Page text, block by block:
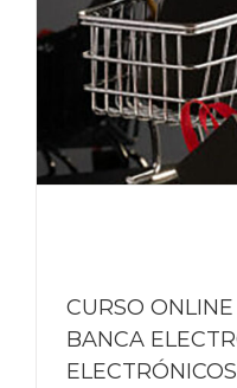
CURSO
BANCA